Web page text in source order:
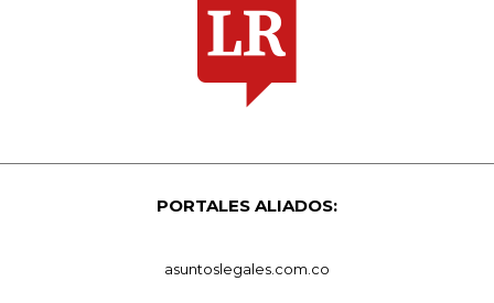
PORTALES ALIADOS:
asuntoslegales.com.co